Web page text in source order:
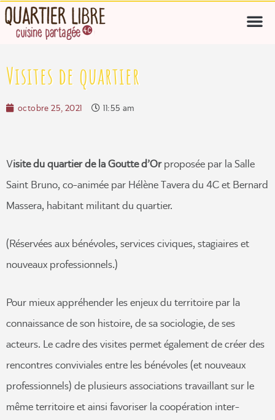
Visites de quartier
octobre 25, 2021 11:55 am
Visite du quartier de la Goutte d’Orproposée par la Salle
Saint Bruno, co-animée par Hélène Tavera du 4C et Bernard
Massera, habitant militant du quartier.
(Réservées aux bénévoles, services civiques, stagiaires et
nouveaux professionnels.)
Pour mieux appréhender les enjeux du territoire par la
connaissance de son histoire, de sa sociologie, de ses
acteurs. Le cadre des visites permet également de créer des
rencontres conviviales entre les bénévoles (et nouveaux
professionnels) de plusieurs associations travaillant sur le
même territoire et ainsi favoriser la coopération inter-